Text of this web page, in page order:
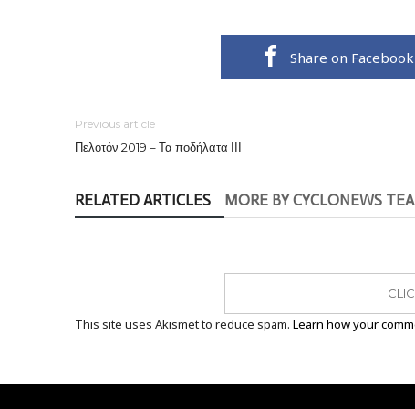
Share on Facebook
Previous article
Πελοτόν 2019 – Τα ποδήλατα ΙΙΙ
RELATED ARTICLES MORE BY CYCLONEWS
This site uses Akismet to reduce spam. Learn how your